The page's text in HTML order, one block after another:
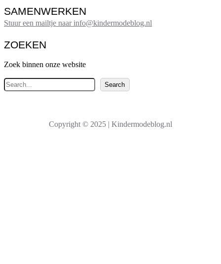
SAMENWERKEN
Stuur een mailtje naar info@kindermodeblog.nl
ZOEKEN
Zoek binnen onze website
Z
o
Search
Copyright © 2025 | Kindermodeblog.nl